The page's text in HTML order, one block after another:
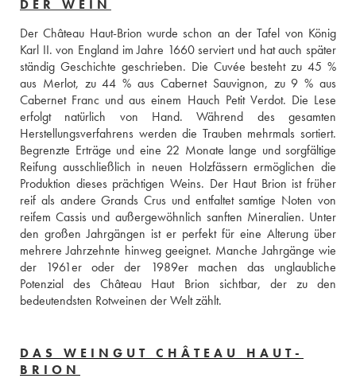
DER WEIN
Der Château Haut-Brion wurde schon an der Tafel von König
Karl II. von England im Jahre 1660 serviert und hat auch später
ständig Geschichte geschrieben. Die Cuvée besteht zu 45 %
aus Merlot, zu 44 % aus Cabernet Sauvignon, zu 9 % aus
Cabernet Franc und aus einem Hauch Petit Verdot. Die Lese
erfolgt natürlich von Hand. Während des gesamten
Herstellungsverfahrens werden die Trauben mehrmals sortiert.
Begrenzte Erträge und eine 22 Monate lange und sorgfältige
Reifung ausschließlich in neuen Holzfässern ermöglichen die
Produktion dieses prächtigen Weins. Der Haut Brion ist früher
reif als andere Grands Crus und entfaltet samtige Noten von
reifem Cassis und außergewöhnlich sanften Mineralien. Unter
den großen Jahrgängen ist er perfekt für eine Alterung über
mehrere Jahrzehnte hinweg geeignet. Manche Jahrgänge wie
der 1961er oder der 1989er machen das unglaubliche
Potenzial des Château Haut Brion sichtbar, der zu den
bedeutendsten Rotweinen der Welt zählt.
DAS WEINGUT CHÂTEAU HAUT-
BRION